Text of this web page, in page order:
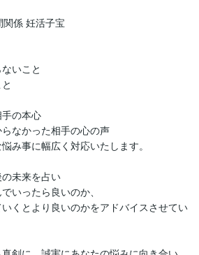
係 妊活子宝
いこと
の本心
なかった相手の心の声
み事に幅広く対応いたします。
未来を占い
いったら良いのか、
くとより良いのかをアドバイスさせてい